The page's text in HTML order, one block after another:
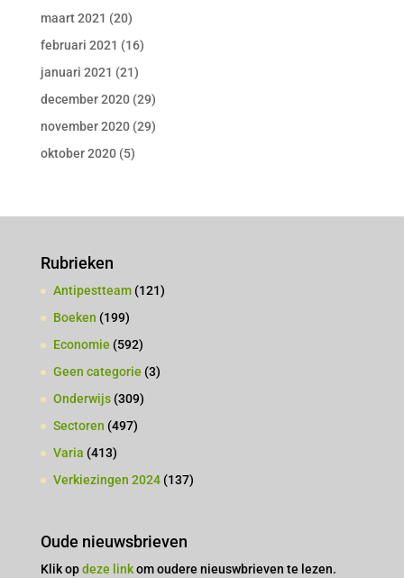
maart 2021 (20)
februari 2021 (16)
januari 2021 (21)
december 2020(29)
november 2020(29)
oktober 2020(5)
Rubrieken
Antipestteam(121)
Boeken (199)
Economie (592)
Geen categorie (3)
Onderwijs(309)
Sectoren (497)
Varia (413)
Verkiezingen 2024(137)
Oude nieuwsbrieven
Klik opdeze linkom oudere nieuswbrieven te lezen.